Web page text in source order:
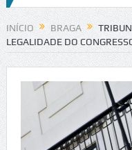
de trânsito no IC2 em
INÍCIO BRAGA
LEGALIDADE DO